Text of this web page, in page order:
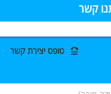
קשר
טופס יצירת קשר